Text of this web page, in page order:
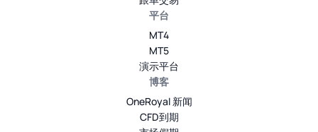
平台
MT4
MT5
演示平台
博客
OneRoyal 新闻
CFD到期